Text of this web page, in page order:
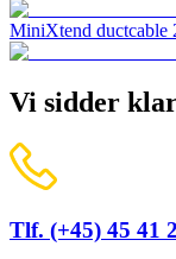
MiniXtend ductcable
Vi sidder
Tlf. (+45) 45 41